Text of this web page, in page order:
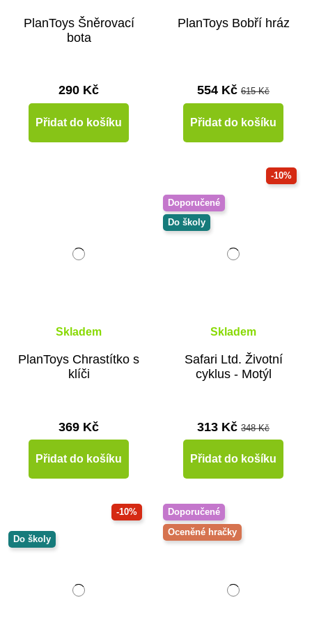
PlanToys Šněrovací
bota
290 Kč
Přidat do košíku
PlanToys Bobří hráz
554 Kč 615 Kč
Přidat do košíku
Skladem
PlanToys Chrastítko s
klíči
369 Kč
Přidat do košíku
-10%
Doporučené
Do školy
Skladem
Safari Ltd. Životní
cyklus - Motýl
313 Kč 348 Kč
Přidat do košíku
-10%
Do školy
Doporučené
Oceněné hračky